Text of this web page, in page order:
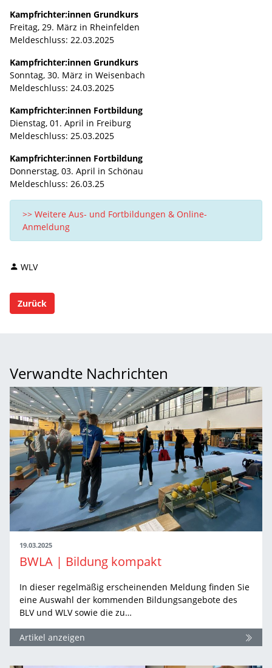
Kampfrichter:innen Grundkurs
Freitag, 29. März in Rheinfelden
Meldeschluss: 22.03.2025
Kampfrichter:innen Grundkurs
Sonntag, 30. März in Weisenbach
Meldeschluss: 24.03.2025
Kampfrichter:innen Fortbildung
Dienstag, 01. April in Freiburg
Meldeschluss: 25.03.2025
Kampfrichter:innen Fortbildung
Donnerstag, 03. April in Schönau
Meldeschluss: 26.03.25
>> Weitere Aus- und Fortbildungen & Online-
Anmeldung
WLV
Zurück
Verwandte Nachrichten
19.03.2025
BWLA | Bildung kompakt
In dieser regelmäßig erscheinenden Meldung finden Sie
eine Auswahl der kommenden Bildungsangebote des
BLV und WLV sowie die zu…
Artikel anzeigen